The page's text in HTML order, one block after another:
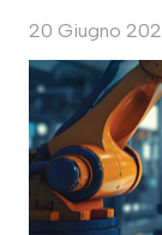
20 Giugno